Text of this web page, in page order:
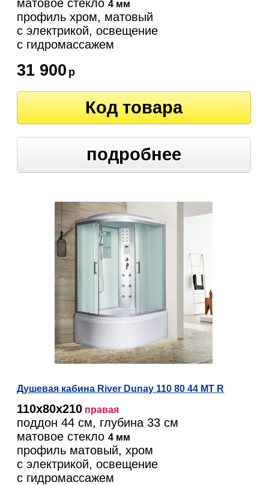
матовое стекло4 мм
профиль хром, матовый
с электрикой, освещение
c гидромассажем
31 900 р
Код товара
подробнее
Душевая кабина River Dunay 110 80 44 MT R
110х80х210 правая
поддон 44 см, глубина 33 см
матовое стекло4 мм
профиль матовый, хром
с электрикой, освещение
c гидромассажем